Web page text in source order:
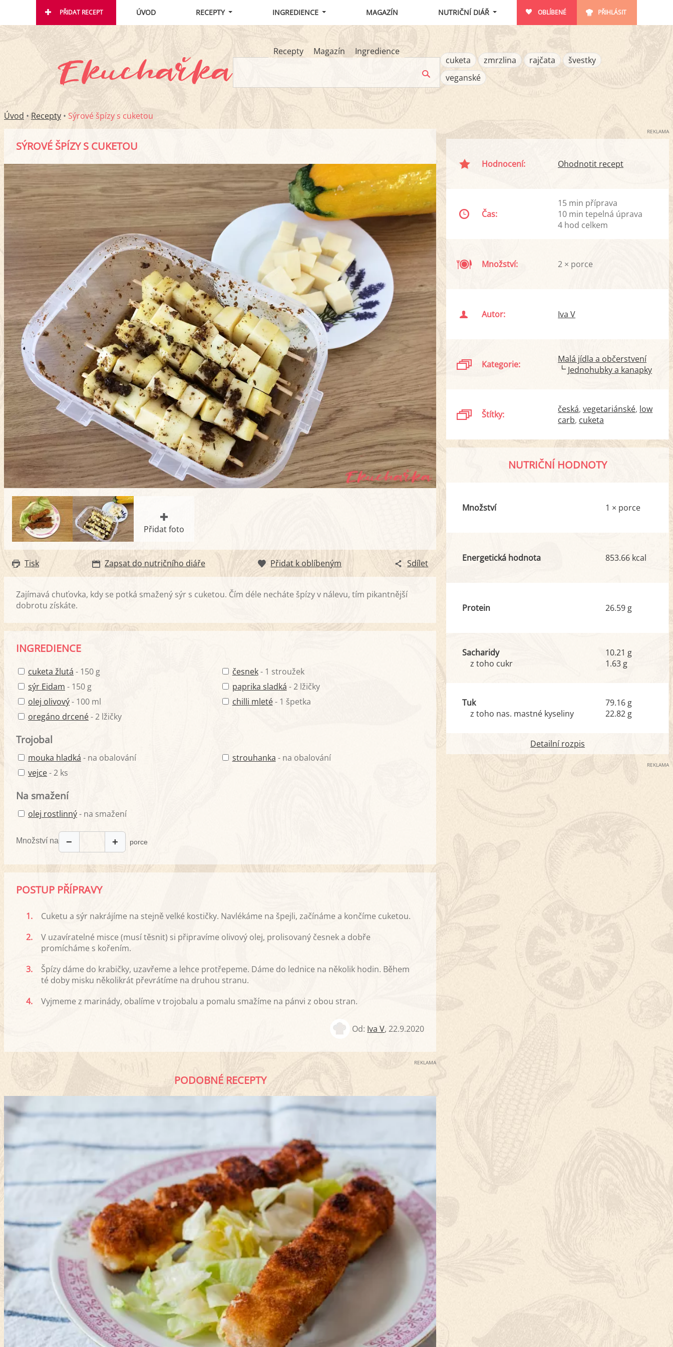
PŘIDAT RECEPT ÚVOD RECEPTY INGREDIENCE MAGAZÍN NUTRIČNÍ DIÁŘ OBLÍBENÉ PŘIHLÁSIT
Recepty Magazín
Ingredience
cuketa
zmrzlina rajčata
švestky
veganské
Úvod • Recepty • Sýrové špízy s cuketou
SÝROVÉ ŠPÍZY S CUKETOU
Přidat foto
Tisk Zapsat do nutričního diáře Přidat k oblíbeným Sdílet
Zajímavá chuťovka, kdy se potká smažený sýr s cuketou. Čím déle necháte špízy v nálevu, tím pikantnější
dobrotu získáte.
INGREDIENCE
cuketa žlutá - 150 g
sýr Eidam - 150 g
olej olivový- 100 ml
oregáno drcené- 2 lžičky
česnek- 1 stroužek
paprika sladká - 2 lžičky
chilli mleté- 1 špetka
Trojobal
mouka hladká - na obalování
vejce- 2 ks
strouhanka - na obalování
Na smažení
olej rostlinný- na smažení
Množství na − + porce
POSTUP PŘÍPRAVY
1.
Cuketu a sýr nakrájíme na stejně velké kostičky. Navlékáme na špejli, začínáme a končíme cuketou.
2.
V uzavíratelné misce (musí těsnit) si připravíme olivový olej, prolisovaný česnek a dobře
promícháme s kořením.
3.
Špízy dáme do krabičky, uzavřeme a lehce protřepeme. Dáme do lednice na několik hodin. Během
té doby misku několikrát převrátíme na druhou stranu.
4.
Vyjmeme z marinády, obalíme v trojobalu a pomalu smažíme na pánvi z obou stran.
Od: Iva V,22.9.2020
REKLAMA
PODOBNÉ RECEPTY
REKLAMA
Hodnocení: Ohodnotit recept
Čas:
15 min příprava
10 min tepelná úprava
4 hod celkem
Množství: 2 × porce
Autor: Iva V
Kategorie:
Malá jídla a občerstvení
Jednohubky a kanapky
Štítky: česká vegetariánské low
carb cuketa
NUTRIČNÍ HODNOTY
Množství 1 × porce
Energetická hodnota 853.66 kcal
Protein 26.59 g
Sacharidy
z toho cukr
10.21 g
1.63 g
Tuk
z toho nas. mastné kyseliny
79.16 g
22.82 g
Detailní rozpis
REKLAMA